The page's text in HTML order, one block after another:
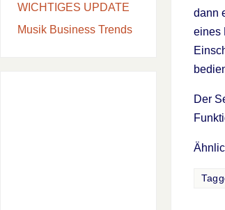
dann
eines
Der
WICHTIGES UPDATE
Musik Business Trends